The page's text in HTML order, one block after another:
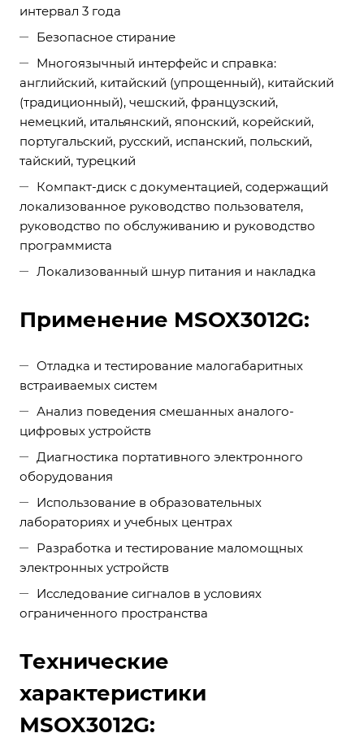
интервал 3 года
Безопасное стирание
Многоязычный интерфейс и справка:
английский, китайский (упрощенный), китайский
(традиционный), чешский, французский,
немецкий, итальянский, японский, корейский,
португальский, русский, испанский, польский,
тайский, турецкий
Компакт-диск с документацией, содержащий
локализованное руководство пользователя,
руководство по обслуживанию и руководство
программиста
Локализованный шнур питания и накладка
Применение MSOX3012G:
Отладка и тестирование малогабаритных
встраиваемых систем
Анализ поведения смешанных аналого-
цифровых устройств
Диагностика портативного электронного
оборудования
Использование в образовательных
лабораториях и учебных центрах
Разработка и тестирование маломощных
электронных устройств
Исследование сигналов в условиях
ограниченного пространства
Технические
характеристики
MSOX3012G: